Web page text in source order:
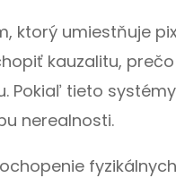
ktorý umiestňuje
kauzalitu,
Pokiaľ tieto
nerealnosti.